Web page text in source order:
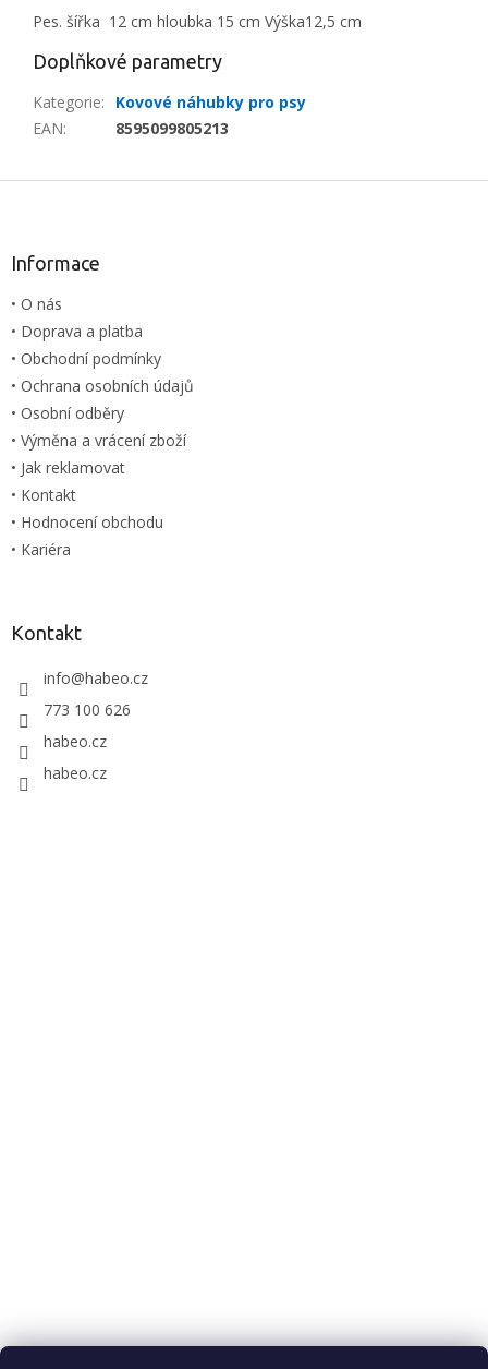
Pes. šířka 12 cm hloubka 15 cm Výška12,5 cm
Doplňkové parametry
Kategorie:
Kovové náhubky pro psy
EAN: 8595099805213
Informace
• O nás
• Doprava a platba
• Obchodní podmínky
• Ochrana osobních údajů
• Osobní odběry
• Výměna a vrácení zboží
• Jak reklamovat
• Kontakt
• Hodnocení obchodu
• Kariéra
Kontakt
info@habeo.cz
773 100 626
habeo.cz
habeo.cz